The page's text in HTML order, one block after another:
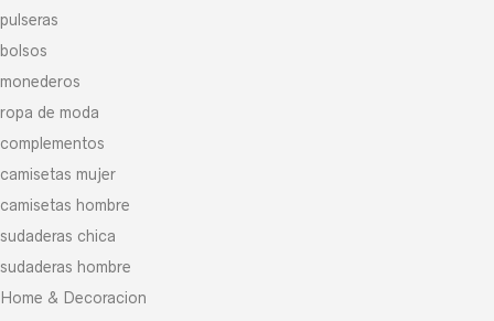
pulseras
bolsos
monederos
ropa de moda
complementos
camisetas mujer
camisetas hombre
sudaderas chica
sudaderas hombre
Home & Decoracion